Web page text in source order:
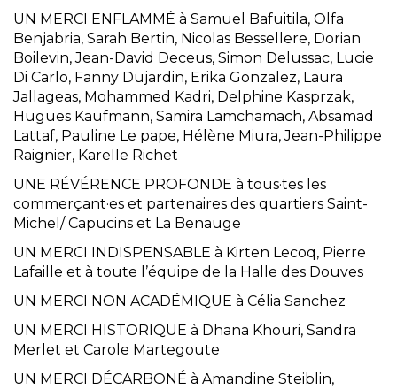
UN MERCI ENFLAMMÉ à Samuel Bafuitila, Olfa
Benjabria, Sarah Bertin, Nicolas Bessellere, Dorian
Boilevin, Jean-David Deceus, Simon Delussac, Lucie
Di Carlo, Fanny Dujardin, Erika Gonzalez, Laura
Jallageas, Mohammed Kadri, Delphine Kasprzak,
Hugues Kaufmann, Samira Lamchamach, Absamad
Lattaf, Pauline Le pape, Hélène Miura, Jean-Philippe
Raignier, Karelle Richet
UNE RÉVÉRENCE PROFONDE à tous·tes les
commerçant·es et partenaires des quartiers Saint-
Michel/ Capucins et La Benauge
UN MERCI INDISPENSABLE à Kirten Lecoq, Pierre
Lafaille et à toute l’équipe de la Halle des Douves
UN MERCI NON ACADÉMIQUE à Célia Sanchez
UN MERCI HISTORIQUE à Dhana Khouri, Sandra
Merlet et Carole Martegoute
UN MERCI DÉCARBONÉ à Amandine Steiblin,